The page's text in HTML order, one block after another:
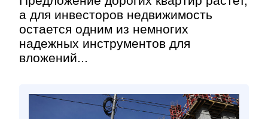
а для инвесторов недвижимость
остается одним из немногих
надежных инструментов для
вложений...